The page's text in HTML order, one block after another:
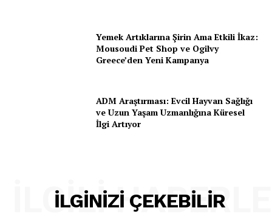
Yemek Artıklarına Şirin Ama Etkili İkaz:
Mousoudi Pet Shop ve Ogilvy
Greece’den Yeni Kampanya
ADM Araştırması: Evcil Hayvan Sağlığı
ve Uzun Yaşam Uzmanlığına Küresel
İlgi Artıyor
İLGINIZI ÇEKEBILIR
İLGILI